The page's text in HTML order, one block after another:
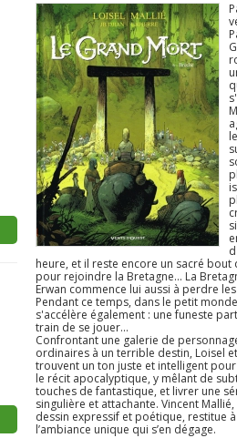
heure, et il reste encore un sacré bout
pour rejoindre la Bretagne... La
Erwan commence lui aussi à perdre
Pendant ce temps, dans le petit
s'accélère également : une funeste
train de se jouer...
Confrontant une galerie de
ordinaires à un terrible destin, Loisel
trouvent un ton juste et intelligent
le récit apocalyptique, y mêlant de
touches de fantastique, et livrer une
singulière et attachante. Vincent
dessin expressif et poétique, restitue
l’ambiance unique qui s’en dégage.